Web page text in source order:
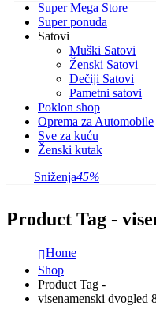
Super Mega Store
Super ponuda
Satovi
Muški Satovi
Ženski Satovi
Dečiji Satovi
Pametni satovi
Poklon shop
Oprema za Automobile
Sve za kuću
Ženski kutak
Sniženja45%
Product Tag -
Home
Shop
Product Tag -
visenamenski dvogled